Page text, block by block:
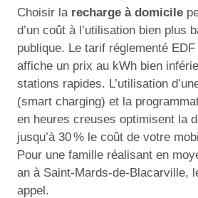
Choisir la recharge à domicile
d’un coût à l’utilisation bien plus
publique. Le tarif réglementé
affiche un prix au kWh bien
stations rapides. L’utilisation
(smart charging) et la
en heures creuses optimisent la
jusqu’à 30 % le coût de votre
Pour une famille réalisant en
an à Saint-Mards-de-Blacarville,
appel.